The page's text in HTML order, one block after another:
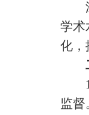
深
学术
化，
二
监督